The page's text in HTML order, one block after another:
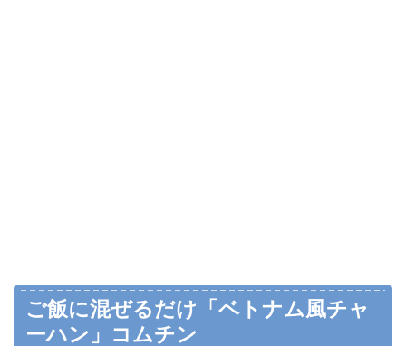
ご飯に混ぜるだけ「ベトナム風チャ
ーハン」コムチン